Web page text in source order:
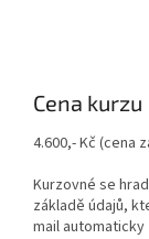
Cena kurzu
4.600,- Kč (cena
Kurzovné se
základě údajů,
mail automaticky